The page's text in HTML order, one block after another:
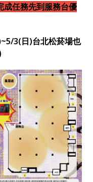
成任務先到服務台優
3(日)台北松菸場也